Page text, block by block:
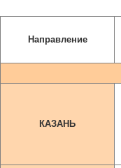
Направление
КАЗАНЬ